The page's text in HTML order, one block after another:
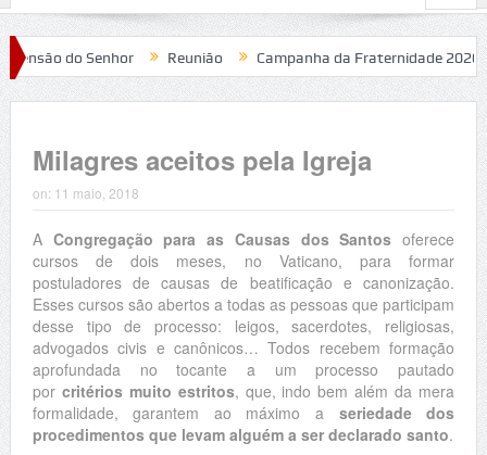
do Senhor Reunião Campanha da Fraternidade 2020
Milagres aceitos pela Igreja
on: 11 maio, 2018
A Congregação para as Causas dos Santos oferece
cursos de dois meses, no Vaticano, para formar
postuladores de causas de beatificação e canonização.
Esses cursos são abertos a todas as pessoas que participam
desse tipo de processo: leigos, sacerdotes, religiosas,
advogados civis e canônicos… Todos recebem formação
aprofundada no tocante a um processo pautado
por critérios muito estritos, que, indo bem além da mera
formalidade, garantem ao máximo a seriedade dos
procedimentos que levam alguém a ser declarado santo.